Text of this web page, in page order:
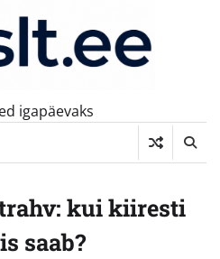
igapäevaks
kui kiiresti
saab?